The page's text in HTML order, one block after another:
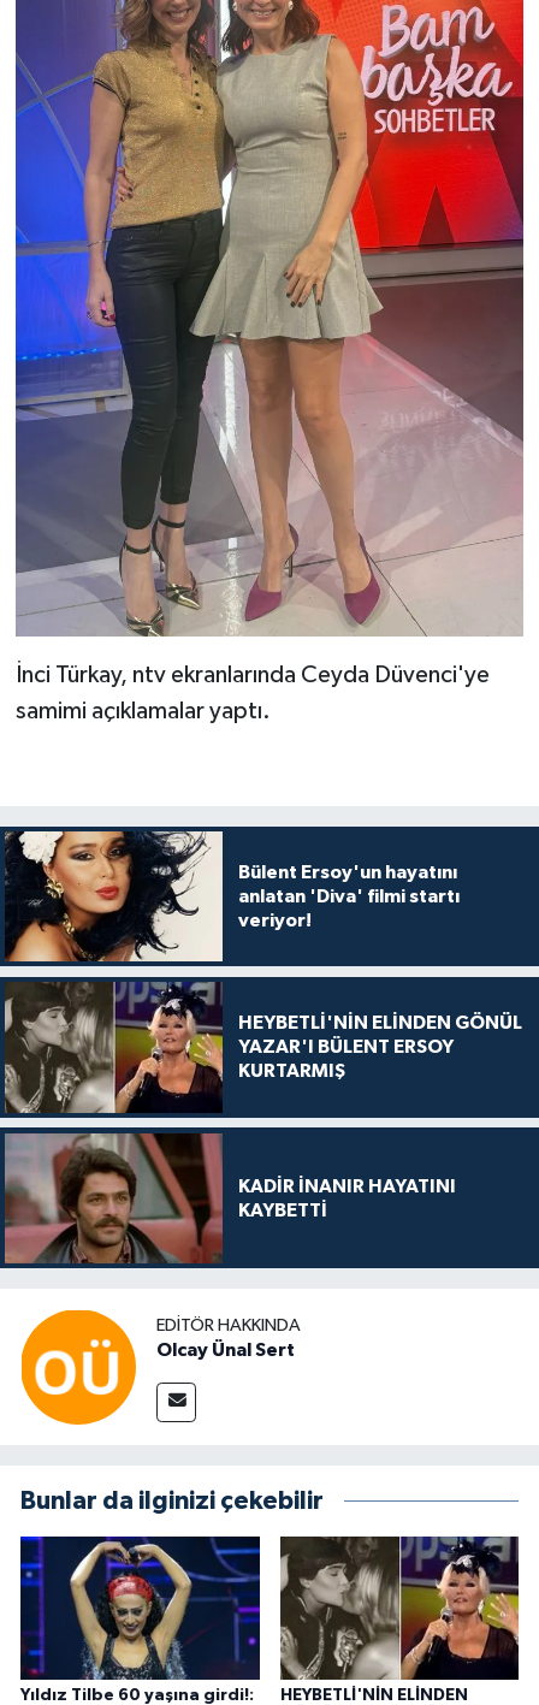
İnci Türkay, ntv ekranlarında Ceyda Düvenci'ye
samimi açıklamalar yaptı.
Bülent Ersoy'un hayatını
anlatan 'Diva' filmi startı
veriyor!
HEYBETLİ'NİN ELİNDEN GÖNÜL
YAZAR'I BÜLENT ERSOY
KURTARMIŞ
KADİR İNANIR HAYATINI
KAYBETTİ
EDITÖR HAKKINDA
Olcay Ünal Sert
Bunlar da ilginizi çekebilir
Yıldız Tilbe 60 yaşına girdi!:
HEYBETLİ'NİN ELİNDEN